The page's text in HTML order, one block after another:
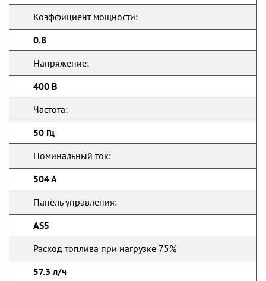
Коэффициент мощности:
0.8
Напряжение:
400 В
Частота:
50 Гц
Номинальный ток:
504 А
Панель управления:
AS5
Расход топлива при нагрузке 75%
57.3 л/ч